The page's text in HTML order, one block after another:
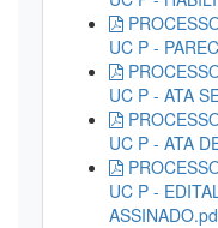
UC P -
UC P - ATA
UC P - ATA
UC P -